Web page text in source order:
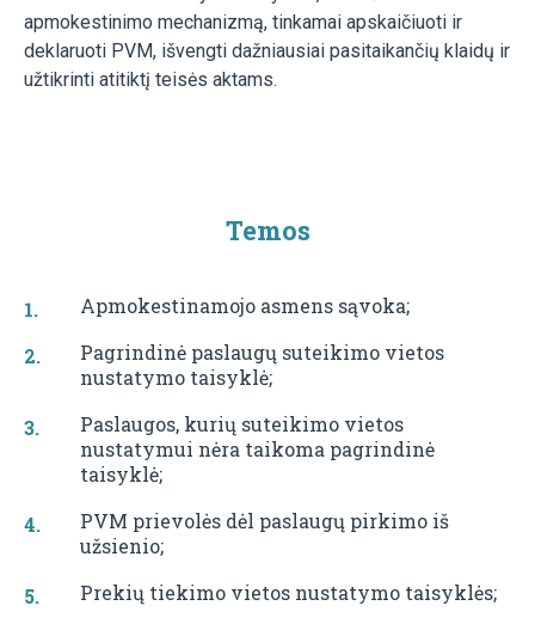
apmokestinimo mechanizmą, tinkamai apskaičiuoti ir
deklaruoti PVM, išvengti dažniausiai pasitaikančių klaidų ir
užtikrinti atitiktį teisės aktams.
Temos
Apmokestinamojo asmens sąvoka;
Pagrindinė paslaugų suteikimo vietos
nustatymo taisyklė;
Paslaugos, kurių suteikimo vietos
nustatymui nėra taikoma pagrindinė
taisyklė;
PVM prievolės dėl paslaugų pirkimo iš
užsienio;
Prekių tiekimo vietos nustatymo taisyklės;